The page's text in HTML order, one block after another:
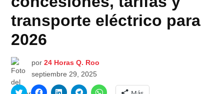
transporte eléctrico para
2026
por 24 Horas Q. Roo
septiembre 29, 2025
Haz Haz Haz Haz Haz